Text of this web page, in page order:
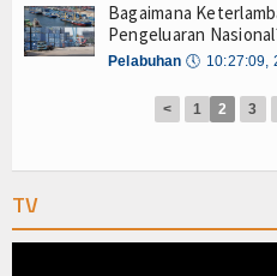
Pelabuhan
Sorot
Bagaimana
Pengeluaran
Pelabuhan 🕔 10:27:09,
< 1 2 3
TV